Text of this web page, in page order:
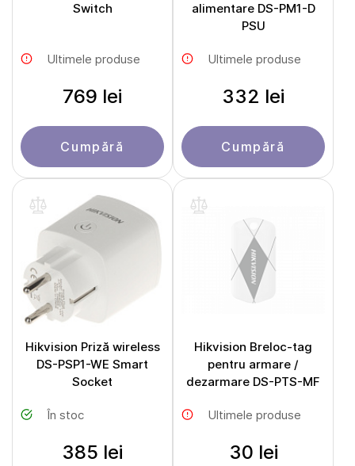
Switch
Ultimele produse
769 lei
Cumpără
alimentare DS-PM1-D
PSU
Ultimele produse
332 lei
Cumpără
Hikvision Priză wireless
DS-PSP1-WE Smart
Socket
În stoc
385 lei
Hikvision Breloc-tag
pentru armare /
dezarmare DS-PTS-MF
Ultimele produse
30 lei